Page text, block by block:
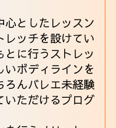
心としたレッスン
レッチを設けてい
に行うストレッ
いボディラインを
ろんバレエ未経験
いただけるプログ